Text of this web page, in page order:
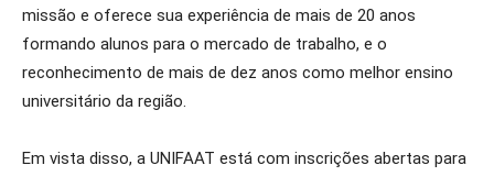
missão e oferece sua experiência de mais de 20 anos
formando alunos para o mercado de trabalho, e o
reconhecimento de mais de dez anos como melhor ensino
universitário da região.
Em vista disso, a UNIFAAT está com inscrições abertas para